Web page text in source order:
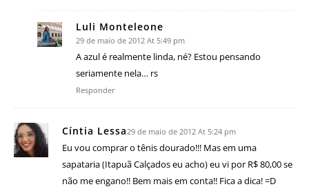
Luli Monteleone
29 de maio de 2012 At 5:49 pm
A azul é realmente linda, né? Estou pensando
seriamente nela… rs
Responder
Cíntia Lessa29 de maio de 2012 At 5:24 pm
Eu vou comprar o tênis dourado!!! Mas em uma
sapataria (Itapuã Calçados eu acho) eu vi por R$ 80,00 se
não me engano!! Bem mais em conta!! Fica a dica! =D